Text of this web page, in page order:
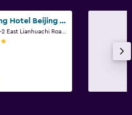
Hanting Hotel Beijing West Railway Station North Square